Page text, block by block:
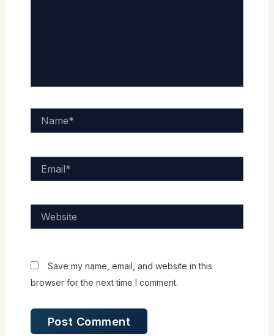
Save my name, email, and website in this
browser for the next time I comment.